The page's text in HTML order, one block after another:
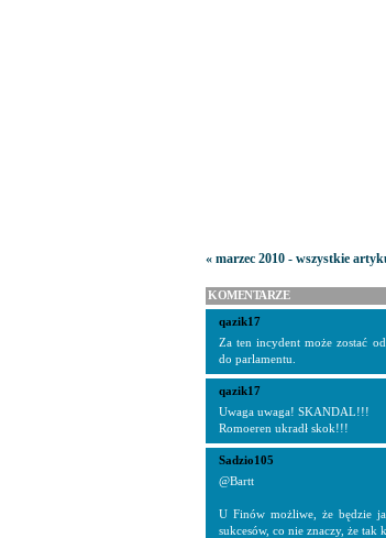
« marzec 2010 - wszystkie
KOMENTARZE
qazik17
Za ten incydent może zostać
do parlamentu.
qazik17
Uwaga uwaga! SKANDAL!!!
Romoeren ukradł skok!!!
Sadzio105
@Bartt
U Finów możliwe, że będzie
sukcesów, co nie znaczy, że tak